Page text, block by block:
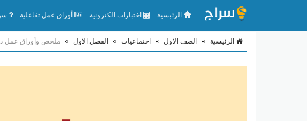
الرئيسية اختبارات الكترونية أوراق عمل تفاعلية
الرئيسية » الصف الاول » اجتماعيات » الفصل الاول » ملخص وأوراق عمل